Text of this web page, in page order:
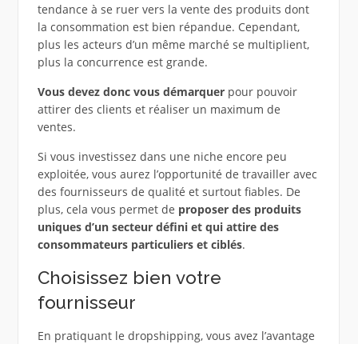
tendance à se ruer vers la vente des produits dont
la consommation est bien répandue. Cependant,
plus les acteurs d’un même marché se multiplient,
plus la concurrence est grande.
Vous devez donc vous démarquerpour pouvoir
attirer des clients et réaliser un maximum de
ventes.
Si vous investissez dans une niche encore peu
exploitée, vous aurez l’opportunité de travailler avec
des fournisseurs de qualité et surtout fiables. De
plus, cela vous permet de proposer des produits
uniques d’un secteur défini et qui attire des
consommateurs particuliers et ciblés.
Choisissez bien votre
fournisseur
En pratiquant le dropshipping, vous avez l’avantage